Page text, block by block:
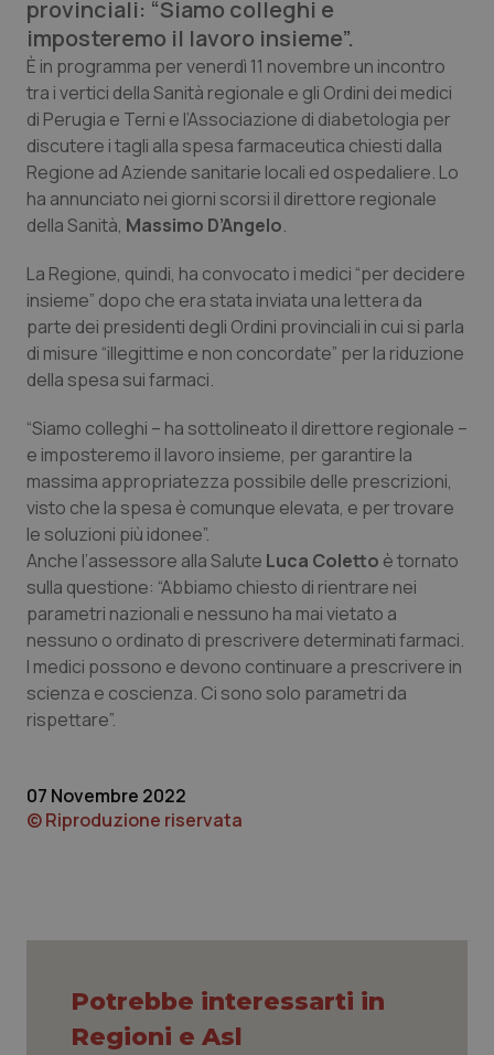
Basilicata
Calabria
Campania
Emilia-Romagna
Lazio
Liguria
Lombardia
Marche
Molise
Piemonte
Provincia Autonoma di Bolzano
Provincia Autonoma di Trento
Sardegna
Toscana
Umbria
Artrite & artrosi
Asma & BPCO
Car-T
Colesterolo & coronaropatie
Diabete & glucometri
Disturbi dell’umore
Dolore
Donna & Salute
Epatiti
HIV
Infezioni & Febbre
Ipertensione & Scompenso
Malattia di Crohn & Rettocolite Ulcerosa
Obesità
Oftalmologia
QS Club Newsletter
provinciali: “Siamo colleghi e
imposteremo il lavoro insieme”.
È in programma per venerdì 11 novembre un incontro
tra i vertici della Sanità regionale e gli Ordini dei medici
di Perugia e Terni e l’Associazione di diabetologia per
discutere i tagli alla spesa farmaceutica chiesti dalla
Regione ad Aziende sanitarie locali ed ospedaliere. Lo
ha annunciato nei giorni scorsi il direttore regionale
della Sanità, Massimo D’Angelo.
La Regione, quindi, ha convocato i medici “per decidere
insieme” dopo che era stata inviata una lettera da
parte dei presidenti degli Ordini provinciali in cui si parla
di misure “illegittime e non concordate” per la riduzione
della spesa sui farmaci.
“Siamo colleghi – ha sottolineato il direttore regionale –
e imposteremo il lavoro insieme, per garantire la
massima appropriatezza possibile delle prescrizioni,
visto che la spesa è comunque elevata, e per trovare
le soluzioni più idonee”.
Anche l’assessore alla Salute Luca Coletto è tornato
sulla questione: “Abbiamo chiesto di rientrare nei
parametri nazionali e nessuno ha mai vietato a
nessuno o ordinato di prescrivere determinati farmaci.
I medici possono e devono continuare a prescrivere in
scienza e coscienza. Ci sono solo parametri da
rispettare”.
07 Novembre 2022
© Riproduzione riservata
Potrebbe interessarti in
Regioni e Asl